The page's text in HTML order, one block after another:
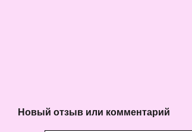
Новый отзыв или комментарий